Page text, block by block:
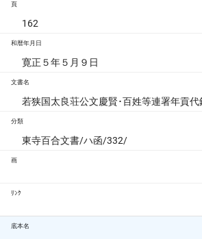
頁
162
和暦年月日
寛正５年５月９日
文書名
若狭国太良荘公文慶賢･百姓等連署年貢代
分類
東寺百合文書/ハ函/332/
画
ﾘﾝｸ
底本名